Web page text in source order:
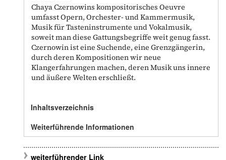
Chaya Czernowins kompositorisches Oeuvre
umfasst Opern, Orchester- und Kammermusik,
Musik für Tasteninstrumente und Vokalmusik,
soweit man diese Gattungsbegriffe weit genug fasst.
Czernowin ist eine Suchende, eine Grenzgängerin,
durch deren Kompositionen wir neue
Klangerfahrungen machen, deren Musik uns innere
und äußere Welten erschließt.
Inhaltsverzeichnis
Weiterführende Informationen
weiterführender Link